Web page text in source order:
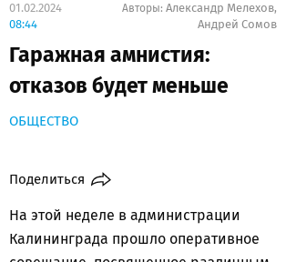
01.02.2024
08:44
Авторы: Александр Мелехов,
Андрей Сомов
Гаражная амнистия:
отказов будет меньше
ОБЩЕСТВО
Поделиться
На этой неделе в администрации
Калининграда прошло оперативное